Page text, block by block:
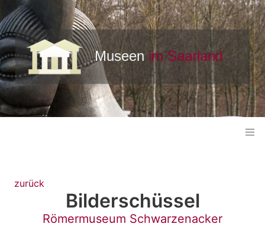
zurück
Bilderschüssel
Römermuseum Schwarzenacker